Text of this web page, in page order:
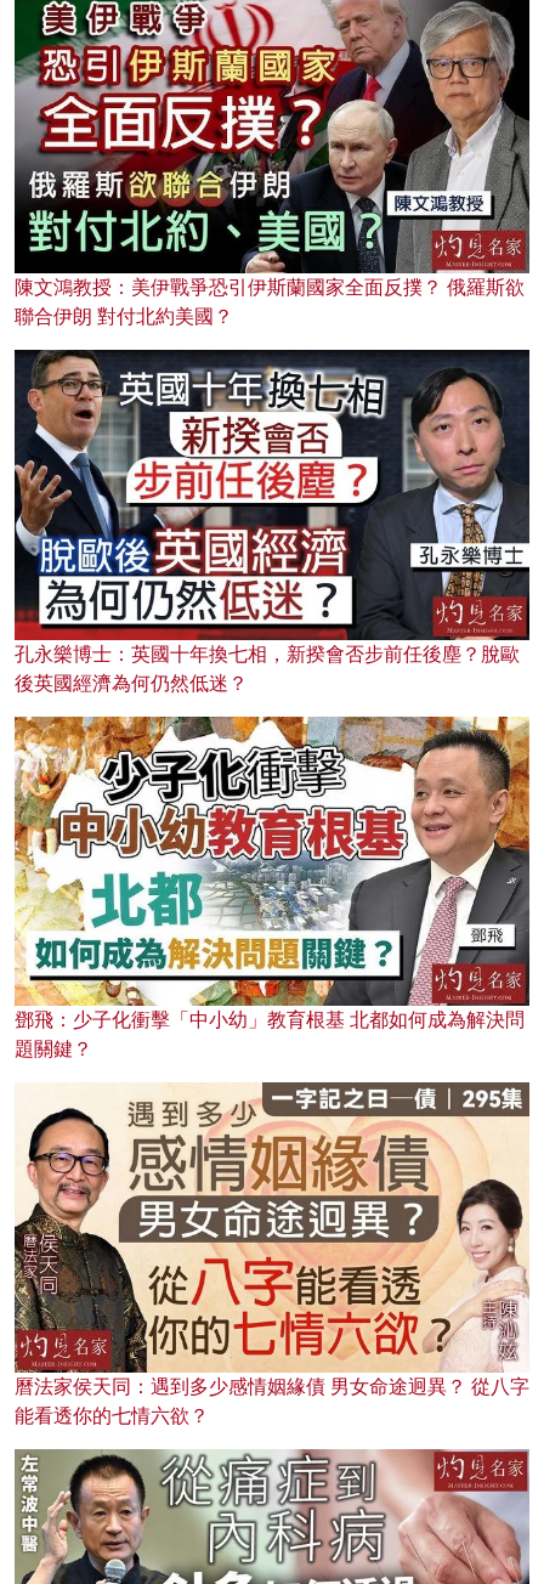
陳文鴻教授：美伊戰爭恐引伊斯蘭國家全面反撲？ 俄羅斯欲
聯合伊朗 對付北約美國？
孔永樂博士：英國十年換七相，新揆會否步前任後塵？脫歐
後英國經濟為何仍然低迷？
鄧飛：少子化衝擊「中小幼」教育根基 北都如何成為解決問
題關鍵？
曆法家侯天同：遇到多少感情姻緣債 男女命途迥異？ 從八字
能看透你的七情六欲？